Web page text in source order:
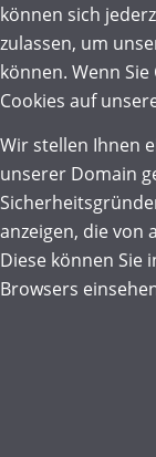
können sich
zulassen, um
können. Wenn
Cookies auf
Wir stellen Ihnen
unserer Domain
anzeigen, die von
Diese können Sie
Browsers